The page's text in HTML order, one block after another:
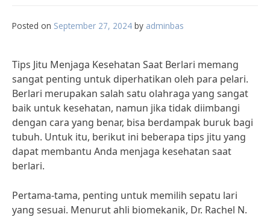
Posted on September 27, 2024 by adminbas
Tips Jitu Menjaga Kesehatan Saat Berlari memang
sangat penting untuk diperhatikan oleh para pelari.
Berlari merupakan salah satu olahraga yang sangat
baik untuk kesehatan, namun jika tidak diimbangi
dengan cara yang benar, bisa berdampak buruk bagi
tubuh. Untuk itu, berikut ini beberapa tips jitu yang
dapat membantu Anda menjaga kesehatan saat
berlari.
Pertama-tama, penting untuk memilih sepatu lari
yang sesuai. Menurut ahli biomekanik, Dr. Rachel N.